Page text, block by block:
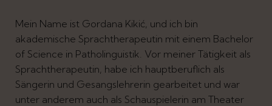
Mein Name ist Gordana Kikić, und ich bin
akademische Sprachtherapeutin mit einem Bachelor
of Science in Patholinguistik. Vor meiner Tätigkeit als
Sprachtherapeutin, habe ich hauptberuflich als
Sängerin und Gesangslehrerin gearbeitet und war
unter anderem auch als Schauspielerin am Theater